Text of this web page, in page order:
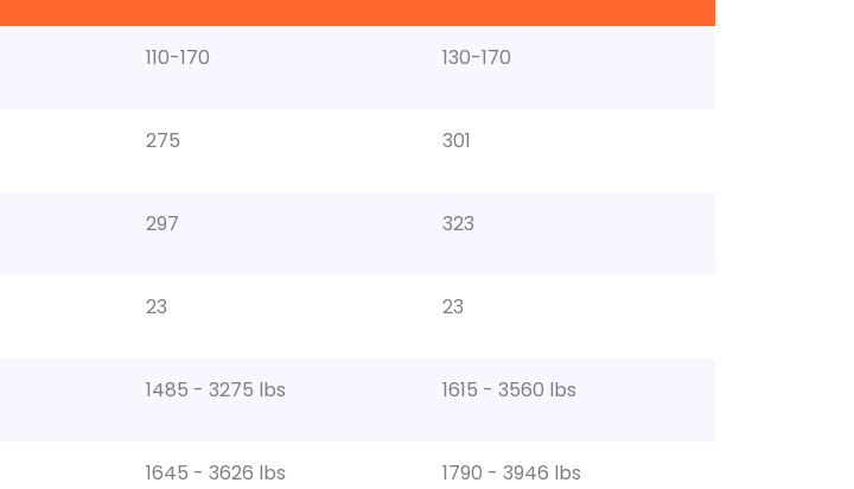
110-170 130-170
275 301
297 323
23 23
1485 - 3275 lbs 1615 - 3560 lbs
1645 - 3626 lbs 1790 - 3946 lbs